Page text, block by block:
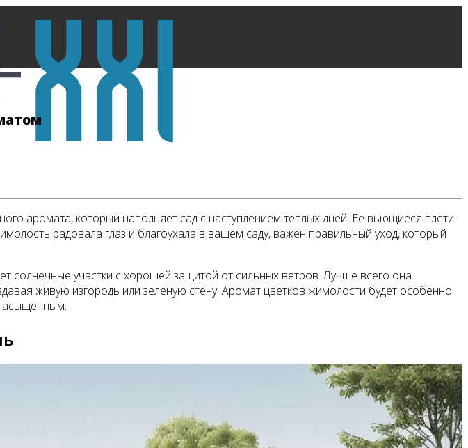
аромата, который наполняет сад с наступлением теплых дней. Ее вьющиеся плети
радовала глаз и благоухала в вашем саду, важен правильный уход, который
солнечные участки с хорошей защитой от сильных ветров. Лучше всего она
живую изгородь или зеленую стену. Аромат цветков жимолости будет особенно